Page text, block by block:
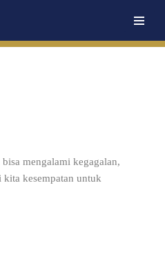
mengalami kegagalan,
kita kesempatan untuk